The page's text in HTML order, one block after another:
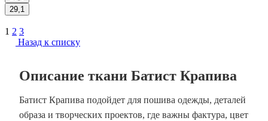
29,1
1 2 3
Назад к списку
Описание ткани Батист Крапива
Батист Крапива подойдет для пошива одежды, деталей
образа и творческих проектов, где важны фактура, цвет